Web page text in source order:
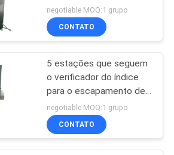
de teste
do verificador da
resistência ajustável
negotiable MOQ:1 grupo
CONTATO
5 estações que seguem
o verificador do índice
para o escapamento de
alta tensão elétrico
negotiable MOQ:1 grupo
CONTATO